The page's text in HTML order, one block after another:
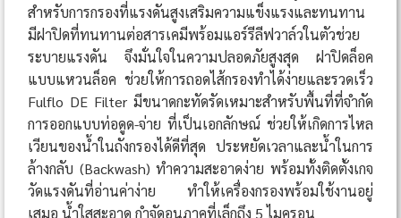
สำหรับการกรองที่แรงดันสูงเสริมความแข็งแรงและทนทาน
มีฝาปิดที่ทนทานต่อสารเคมีพร้อมแอร์รีลีฟวาล์วในตัวช่วย
ระบายแรงดัน จึงมั่นใจในความปลอดภัยสูงสุด ฝาปิดล็อค
แบบแหวนล็อค ช่วยให้การถอดไส้กรองทำได้ง่ายและรวดเร็ว
Fulflo DE Filter มีขนาดกะทัดรัดเหมาะสำหรับพื้นที่ที่จำกัด
การออกแบบท่อดูด-จ่าย ที่เป็นเอกลักษณ์ ช่วยให้เกิดการไหล
เวียนของน้ำในถังกรองได้ดีที่สุด ประหยัดเวลาและน้ำในการ
ล้างกลับ (Backwash) ทำความสะอาดง่าย พร้อมทั้งติดตั้งเกจ
วัดแรงดันที่อ่านค่าง่าย ทำให้เครื่องกรองพร้อมใช้งานอยู่
เสมอ น้ำใสสะอาด กำจัดอนุภาคที่เล็กถึง 5 ไมครอน